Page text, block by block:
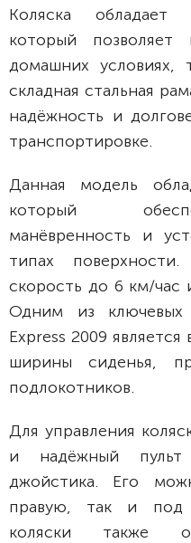
Коляска обладает
который позволяет
домашних условиях,
складная стальная
надёжность и
транспортировке.
Данная модель
который
манёвренность и
типах
скорость до 6 км/час
Одним из ключевых
Express 2009
ширины сиденья,
подлокотников.
Для управления
и надёжный
джойстика. Его
правую, так и под
коляски также